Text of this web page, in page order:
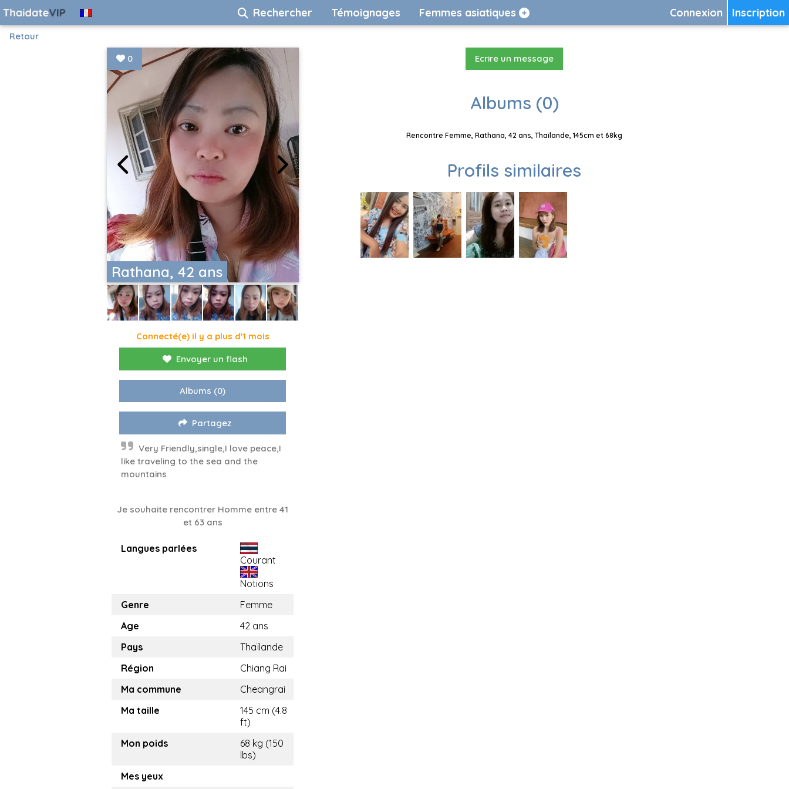
Inscription
Connexion
Rechercher Témoignages Femmes asiatiques
Retour
Rathana, 42 ans
0
Connecté(e) il y a plus d'1 mois
Envoyer un flash
Albums (0)
Partagez
Very Friendly,single,I love peace,I
like traveling to the sea and the
mountains
Je souhaite rencontrer Homme entre 41
et 63 ans
Langues parlées
Courant
Notions
Genre
Femme
Age
42 ans
Pays
Thaïlande
Région
Chiang Rai
Ma commune
Cheangrai
Ma taille
145 cm (4.8
ft)
Mon poids
68 kg (150
lbs)
Mes yeux
Ecrire un message
Albums (0)
Rencontre Femme, Rathana, 42 ans, Thaïlande, 145cm et 68kg
Profils similaires